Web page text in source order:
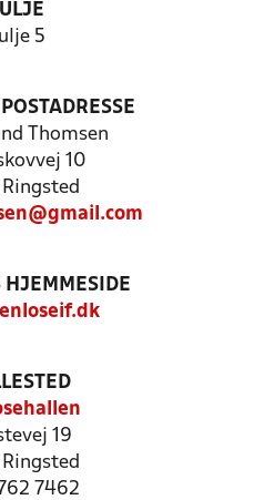
5
Thomsen
10
HJEMMESIDE
19
7462